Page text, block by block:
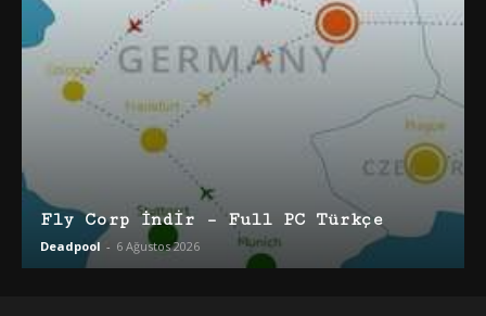
Fly Corp İndir – Full PC Türkçe
Deadpool - 6 Ağustos 2026